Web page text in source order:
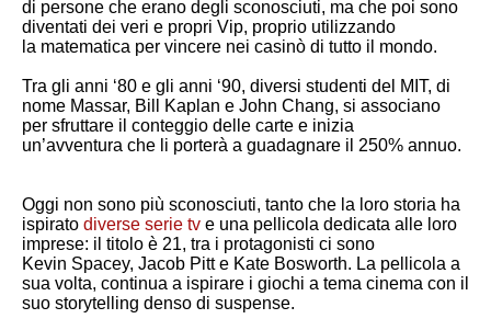
di persone che erano degli sconosciuti, ma che poi sono
diventati dei veri e propri Vip, proprio utilizzando
la matematica per vincere nei casinò di tutto il mondo.
Tra gli anni ‘80 e gli anni ‘90, diversi studenti del MIT, di
nome Massar, Bill Kaplan e John Chang, si associano
per sfruttare il conteggio delle carte e inizia
un’avventura che li porterà a guadagnare il 250% annuo.
Oggi non sono più sconosciuti, tanto che la loro storia ha
ispirato diverse serie tv e una pellicola dedicata alle loro
imprese: il titolo è 21, tra i protagonisti ci sono
Kevin Spacey, Jacob Pitt e Kate Bosworth. La pellicola a
sua volta, continua a ispirare i giochi a tema cinema con il
suo storytelling denso di suspense.